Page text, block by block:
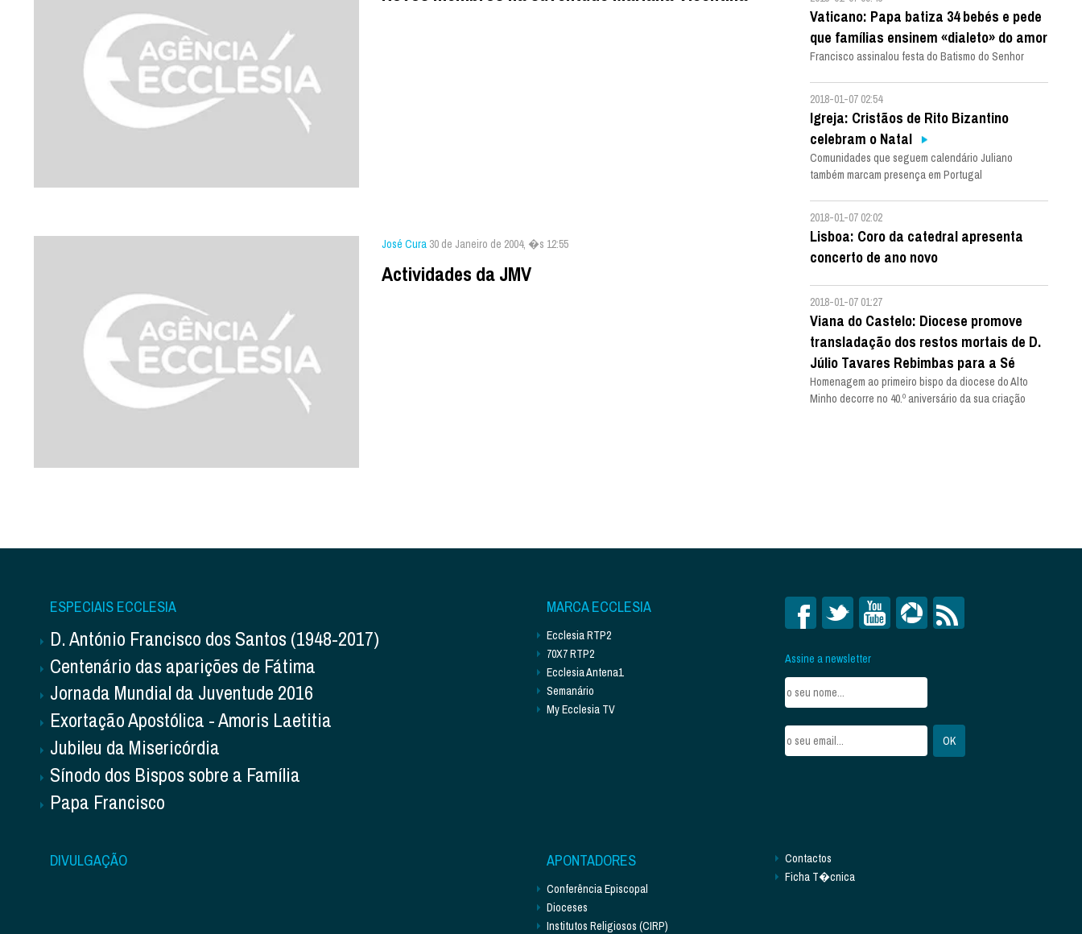
José Cura 30 de Janeiro de 2004, �s 12:55
Actividades da JMV
Vaticano: Papa batiza 34 bebés e pede
que famílias ensinem «dialeto» do amor
Francisco assinalou festa do Batismo do Senhor
2018-01-07 02:54
Igreja: Cristãos de Rito Bizantino
celebram o Natal
Comunidades que seguem calendário Juliano
também marcam presença em Portugal
2018-01-07 02:02
Lisboa: Coro da catedral apresenta
concerto de ano novo
2018-01-07 01:27
Viana do Castelo: Diocese promove
transladação dos restos mortais de D.
Júlio Tavares Rebimbas para a Sé
Homenagem ao primeiro bispo da diocese do Alto
Minho decorre no 40.º aniversário da sua criação
ESPECIAIS ECCLESIA
D. António Francisco dos Santos (1948-2017)
Centenário das aparições de Fátima
Jornada Mundial da Juventude 2016
Exortação Apostólica - Amoris Laetitia
Jubileu da Misericórdia
Sínodo dos Bispos sobre a Família
Papa Francisco
MARCA ECCLESIA
Ecclesia RTP2
70X7 RTP2
Ecclesia Antena1
Semanário
My Ecclesia TV
Assine a newsletter
DIVULGAÇÃO APONTADORES
Conferência Episcopal
Dioceses
Institutos Religiosos (CIRP)
Contactos
Ficha T�cnica